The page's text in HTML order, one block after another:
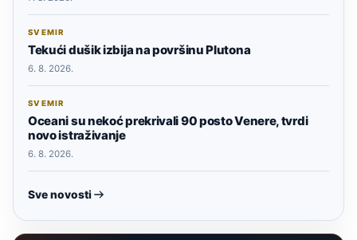
SVEMIR
Tekući dušik izbija na površinu Plutona
6. 8. 2026.
SVEMIR
Oceani su nekoć prekrivali 90 posto Venere, tvrdi
novo istraživanje
6. 8. 2026.
Sve novosti